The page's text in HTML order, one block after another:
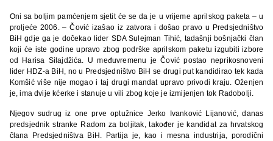
Oni sa boljim pamćenjem sjetit će se da je u vrijeme aprilskog paketa – u
proljeće 2006. – Čović izašao iz zatvora i došao pravo u Predsjedništvo
BiH gdje ga je dočekao lider SDA Sulejman Tihić, tadašnji bošnjački član
koji će iste godine upravo zbog podrške aprilskom paketu izgubiti izbore
od Harisa Silajdžića. U međuvremenu je Čović postao neprikosnoveni
lider HDZ-a BiH, no u Predsjedništvo BiH se drugi put kandidirao tek kada
Komšić više nije mogao i taj drugi mandat upravo privodi kraju. Oženjen
je, ima dvije kćerke i stanuje u vili zbog koje je izmijenjen tok Radobolji.
Njegov sudrug iz one prve optužnice Jerko Ivanković Lijanović, danas
predsjednik stranke Radom za boljitak, također je kandidat za hrvatskog
člana Predsjedništva BiH. Partija je, kao i mesna industrija, porodični